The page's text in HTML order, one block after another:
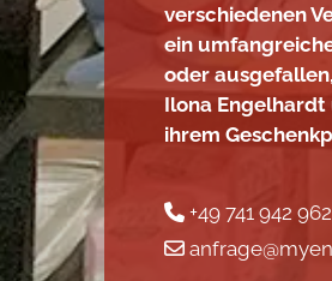
verschiedenen
ein
oder
Ilona Engelhardt
ihrem
 +49 741 942
